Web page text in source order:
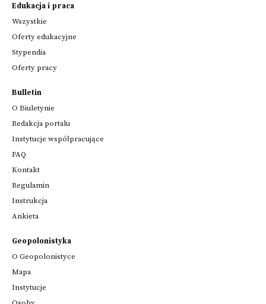
Edukacja i praca
Wszystkie
Oferty edukacyjne
Stypendia
Oferty pracy
Bulletin
O Biuletynie
Redakcja portalu
Instytucje współpracujące
FAQ
Kontakt
Regulamin
Instrukcja
Ankieta
Geopolonistyka
O Geopolonistyce
Mapa
Instytucje